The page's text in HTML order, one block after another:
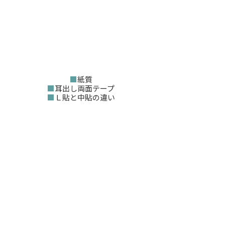
■紙質
■耳出し両面テープ
■ Ｌ貼と中貼の違い